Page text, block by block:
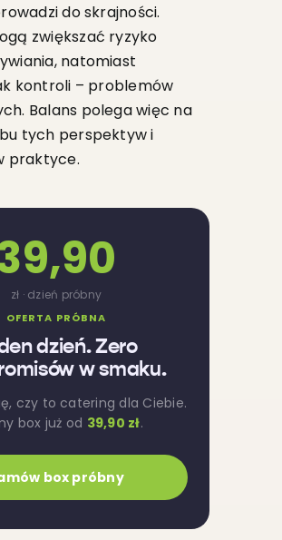
do skrajności.
zwiększać ryzyko
natomiast
kontroli – problemów
Balans polega więc na
tych perspektyw i
praktyce.
OFERTA PRÓBNA
dzień. Zero
w smaku.
czy to catering dla Ciebie.
box już od 39,90 zł.
box próbny
zł · dzień próbny